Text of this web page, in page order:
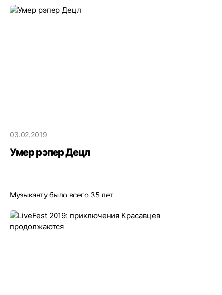
03.02.2019
Умер рэпер Децл
Музыканту было всего 35 лет.